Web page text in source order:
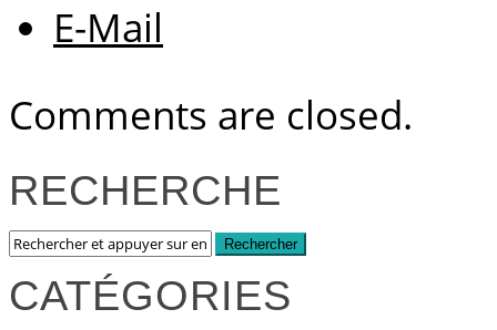
E-Mail
Comments are closed.
RECHERCHE
CATÉGORIES